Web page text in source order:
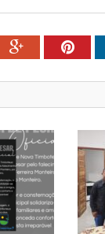
Google+